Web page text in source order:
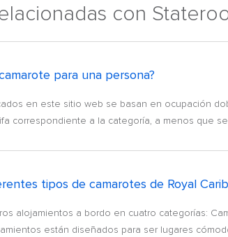
con
para una persona?
en este sitio web se basan en ocupación
correspondiente a la categoría, a menos que
tipos de camarotes de Royal
alojamientos a bordo en cuatro categorías:
están diseñados para ser lugares